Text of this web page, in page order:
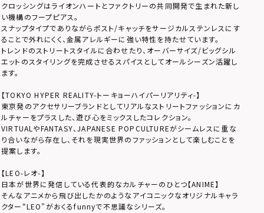
クロッシングはライオンハートとファクトリーの共同開発で生まれた新し
い機構のフープピアス。
スナップタイプでありながらポスト/キャッチをサージカルステンレスにす
ることで外れにくく、金属アレルギーに強い特性を持たせています。
トレンドのストリートスタイルに合わせたり、オーバーサイズ/ビッグシル
エットのスタイリングを完成させるスパイスとしてオールシーズン活躍し
ます。
【TOKYO HYPER REALITY-トーキョーハイパーリアリティ-】
東京発のアクセサリーブランドとしてリアルなストリートファッションにカ
ルチャーをプラスした、遊び心をミックスしたコレクション。
VIRTUALやFANTASY、JAPANESE POPCULTUREがシームレスに重な
り合いながら存在し、それを現実世界のファッションとして楽しむことを
提案します。
【LEO-レオ-】
日本が世界に発信している代表的なカルチャーのひとつ【ANIME】
そんなアニメから飛び出したかのようなアイコニックなオリジナルキャラ
クター“LEO”がおくるfunnyで不思議なシリーズ。